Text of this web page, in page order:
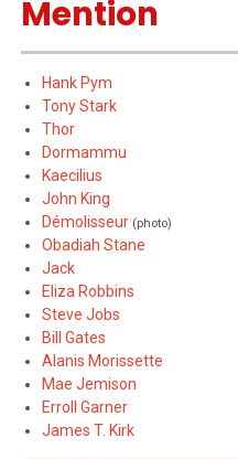
Mention
Hank Pym
Tony Stark
Thor
Dormammu
Kaecilius
John King
Démolisseur (photo)
Obadiah Stane
Jack
Eliza Robbins
Steve Jobs
Bill Gates
Alanis Morissette
Mae Jemison
Erroll Garner
James T. Kirk